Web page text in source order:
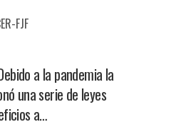
FJF
a la pandemia la
una serie de leyes
a…